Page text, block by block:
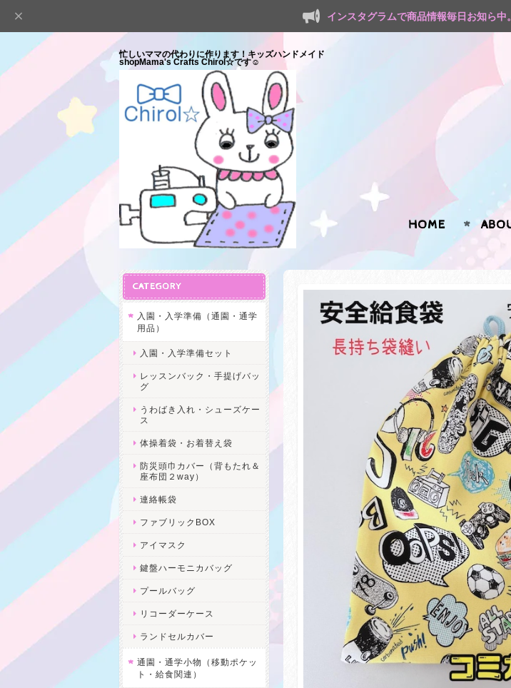
インスタグラムで商品情報毎日お知ら
忙しいママの代わりに作ります！キッズハンドメイド
shopMama's Crafts Chirol☆です☺
HOME
CATEGORY
入園・入学準備（通園・通学
用品）
入園・入学準備セット
レッスンバック・手提げバッ
グ
うわばき入れ・シューズケー
ス
体操着袋・お着替え袋
防災頭巾カバー（背もたれ＆
座布団２way）
連絡帳袋
ファブリックBOX
アイマスク
鍵盤ハーモニカバッグ
プールバッグ
リコーダーケース
ランドセルカバー
通園・通学小物（移動ポケッ
ト・給食関連）